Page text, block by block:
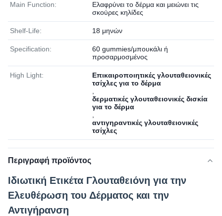
Main Function:
Ελαφρύνει το δέρμα και μειώνει τις
σκούρες κηλίδες
Shelf-Life: 18 μηνών
Specification:
60 gummies/μπουκάλι ή
προσαρμοσμένος
High Light:
Επικαιροποιητικές γλουταθειονικές
τσίχλες για το δέρμα
δερματικές γλουταθειονικές δισκία
για το δέρμα
αντιγηραντικές γλουταθειονικές
τσίχλες
Περιγραφή προϊόντος
Ιδιωτική Ετικέτα Γλουταθειόνη για την
Ελευθέρωση του Δέρματος και την
Αντιγήρανση